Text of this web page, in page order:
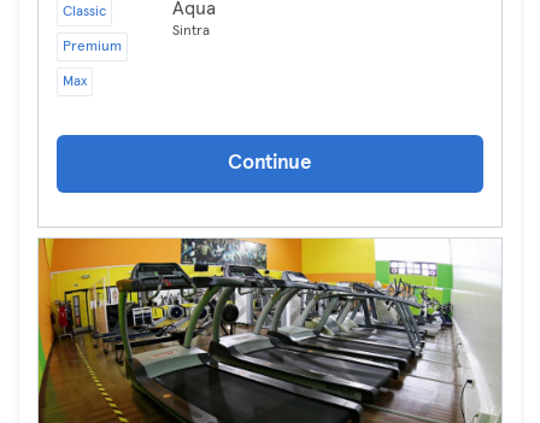
Classic
Premium
Max
Aqua
Sintra
Continue